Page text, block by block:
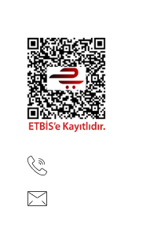
Ürün fiyatı diğer
Bu ürüne benzer farklı